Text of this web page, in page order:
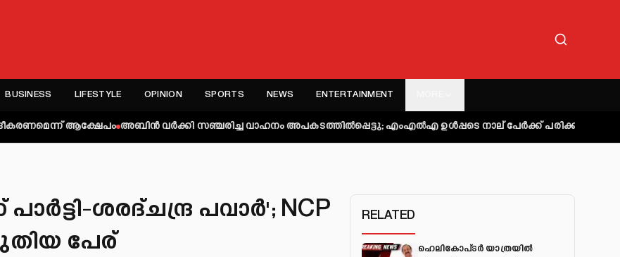
BUSINESS LIFESTYLE OPINION SPORTS NEWS ENTERTAINMENT
ആക്ഷേപം അബിന്‍ വര്‍ക്കി സഞ്ചരിച്ച വാഹനം അപകടത്തില്‍പ്പെട്ടു; എംഎല്‍എ ഉള്‍പ്പടെ നാല് പേര്‍ക്ക് പരിക്ക് കുറ്റിപ്പുറം ബസ്
ശരദ്ചന്ദ്ര പവാര്‍'; NCP
പേര്
RELATED
ഹെലികോപ്ടർ യാത്രയിൽ